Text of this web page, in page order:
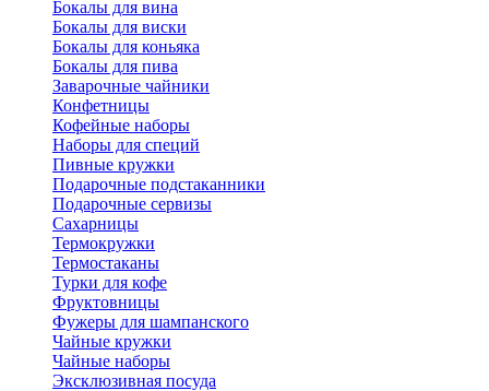
Бокалы для вина
Бокалы для виски
Бокалы для коньяка
Бокалы для пива
Заварочные чайники
Конфетницы
Кофейные наборы
Наборы для специй
Пивные кружки
Подарочные подстаканники
Подарочные сервизы
Сахарницы
Термокружки
Термостаканы
Турки для кофе
Фруктовницы
Фужеры для шампанского
Чайные кружки
Чайные наборы
Эксклюзивная посуда